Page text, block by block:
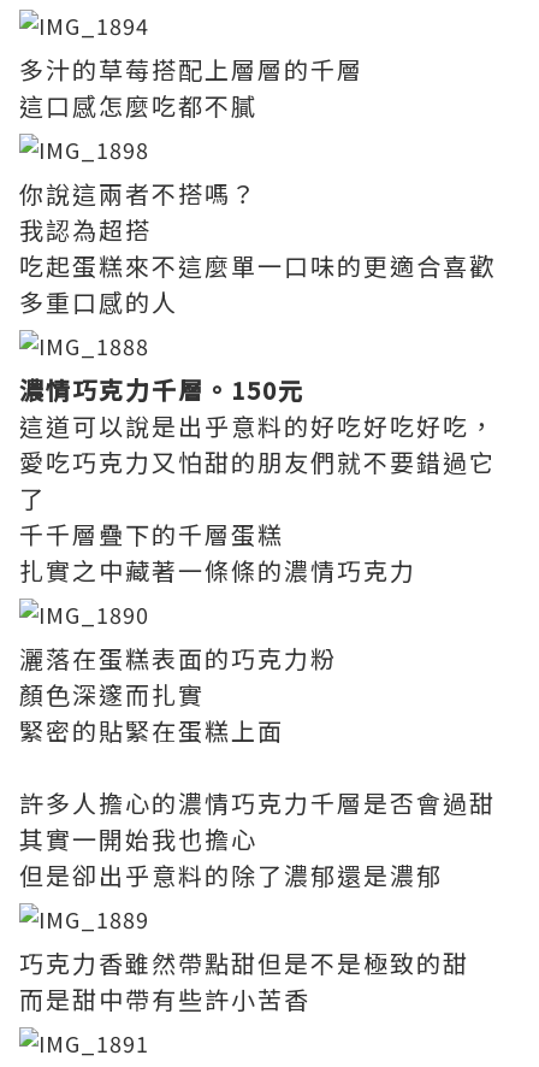
多汁的草莓搭配上層層的千層
這口感怎麼吃都不膩
你說這兩者不搭嗎？
我認為超搭
吃起蛋糕來不這麼單一口味的更適合喜歡
多重口感的人
濃情巧克力千層。150元
這道可以說是出乎意料的好吃好吃好吃，
愛吃巧克力又怕甜的朋友們就不要錯過它
了
千千層疊下的千層蛋糕
扎實之中藏著一條條的濃情巧克力
灑落在蛋糕表面的巧克力粉
顏色深邃而扎實
緊密的貼緊在蛋糕上面
許多人擔心的濃情巧克力千層是否會過甜
其實一開始我也擔心
但是卻出乎意料的除了濃郁還是濃郁
巧克力香雖然帶點甜但是不是極致的甜
而是甜中帶有些許小苦香